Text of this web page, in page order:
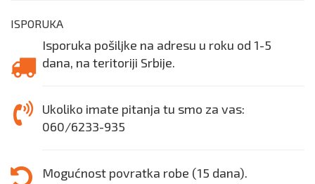
ISPORUKA
Isporuka pošiljke na adresu u roku od 1-5
dana, na teritoriji Srbije.
Ukoliko imate pitanja tu smo za vas:
060/6233-935
Mogućnost povratka robe (15 dana).